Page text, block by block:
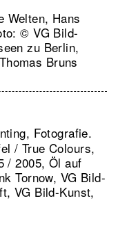
Welten, Hans
© VG Bild-
zu Berlin,
Bruns
Fotografie.
/ True Colours,
/ 2005, Öl auf
Tornow, VG Bild-
VG Bild-Kunst,